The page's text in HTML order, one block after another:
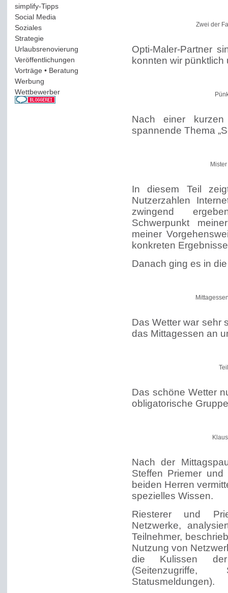
simplify-Tipps(123)
Social Media
Soziales(37)
Strategie(220)
Urlaubsrenovierung
Veröffentlichungen
Vorträge • Beratung
Werbung
Wettbewerber(61)
Zwei der
Opti-Maler-Partner
konnten wir
Nach einer
spannende Thema
In diesem Teil
Nutzerzahlen
zwingend
Schwerpunkt
meiner
konkreten
Danach ging es in
Das Wetter war sehr
das Mittagessen an
Das schöne Wetter
obligatorische
Nach der
Steffen Priemer
beiden Herren
spezielles Wissen.
Riesterer und
Netzwerke,
Teilnehmer,
Nutzung von
die Kulissen der
Statusmeldungen).